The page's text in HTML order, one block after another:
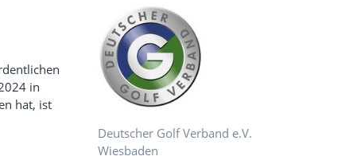
in
hat, ist
Deutscher Golf Verband e.V.
Wiesbaden